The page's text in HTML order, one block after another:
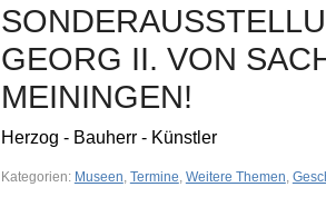
GEORG II. VON
MEININGEN!
Herzog - Bauherr - Künstler
Kategorien: Museen, Termine, Weitere Themen,